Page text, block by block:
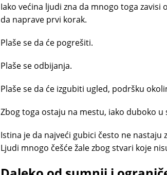
Iako većina ljudi zna da mnogo toga
da naprave prvi korak.
Plaše se da će pogrešiti.
Plaše se odbijanja.
Plaše se da će izgubiti ugled, podršku
Zbog toga ostaju na mestu, iako duboko u
Istina je da najveći gubici često ne
Ljudi mnogo češće žale zbog stvari koje